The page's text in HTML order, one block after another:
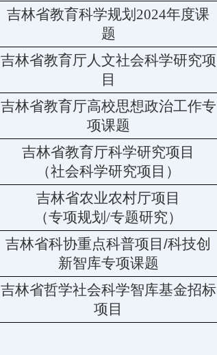
吉林省教育科学规划2024年度课
题
吉林省教育厅人文社会科学研究项
目
吉林省教育厅高校思想政治工作专
项课题
吉林省教育厅科学研究项目
（社会科学研究项目）
吉林省农业农村厅项目
（专项规划/专题研究）
吉林省科协重点科普项目/科技创
新智库专项课题
吉林省哲学社会科学智库基金招标
项目